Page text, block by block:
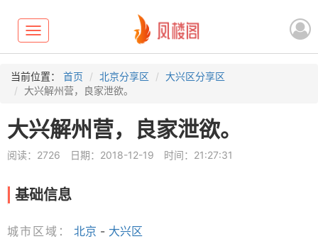
Toggle
navigation
当前位置： 首页 北京分享区
大兴区分享区
大兴解州营，良家泄欲。
大兴解州营，良家泄欲。
阅读：2726 日期：2018-12-19 时间：21:27:31
基础信息
城市区域： 北京 - 大兴区